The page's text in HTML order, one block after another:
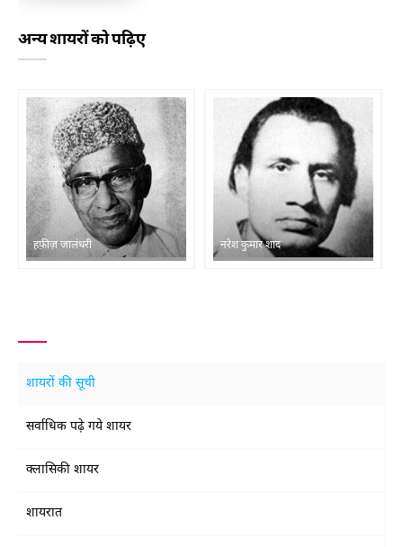
अन्य शायरों को पढ़िए
हफ़ीज़ जालंधरी नरेश कुमार शाद
शायरों की सूची
सर्वाधिक पढ़े गये शायर
क्लासिकी शायर
शायरात